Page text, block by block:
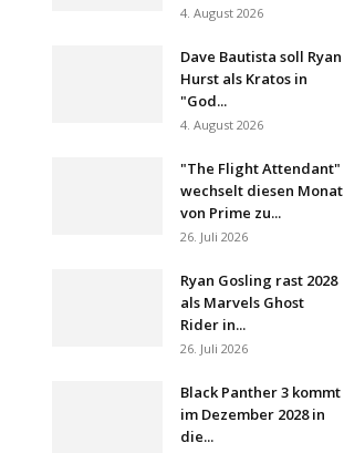
4. August 2026
Dave Bautista soll Ryan
Hurst als Kratos in
"God...
4. August 2026
"The Flight Attendant"
wechselt diesen Monat
von Prime zu...
26. Juli 2026
Ryan Gosling rast 2028
als Marvels Ghost
Rider in...
26. Juli 2026
Black Panther 3 kommt
im Dezember 2028 in
die...